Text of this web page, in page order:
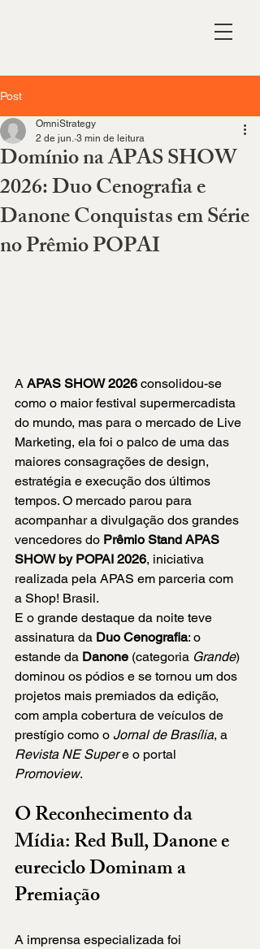
Post
Domínio na APAS SHOW
2026: Duo Cenografia e
Danone Conquistas em Série
no Prêmio POPAI
OmniStrategy
2 de jun. 3 min de leitura
A APAS SHOW 2026 consolidou-se
como o maior festival supermercadista
do mundo, mas para o mercado de Live
Marketing, ela foi o palco de uma das
maiores consagrações de design,
estratégia e execução dos últimos
tempos. O mercado parou para
acompanhar a divulgação dos grandes
vencedores do Prêmio Stand APAS
SHOW by POPAI 2026, iniciativa
realizada pela APAS em parceria com
a Shop! Brasil.
E o grande destaque da noite teve
assinatura da Duo Cenografia: o
estande da Danone (categoria Grande)
dominou os pódios e se tornou um dos
projetos mais premiados da edição,
com ampla cobertura de veículos de
prestígio como o Jornal de Brasília, a
Revista NE Super e o portal
Promoview.
O Reconhecimento da
Mídia: Red Bull, Danone e
eureciclo Dominam a
Premiação
A imprensa especializada foi